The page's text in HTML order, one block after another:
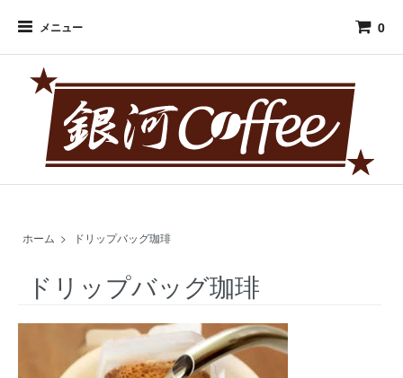
メニュー 0
ホーム > ドリップバッグ珈琲
ドリップバッグ珈琲